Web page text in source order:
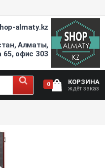
almaty.kz
Алматы,
65, офис 303
0 КОРЗИНА
ждёт заказ